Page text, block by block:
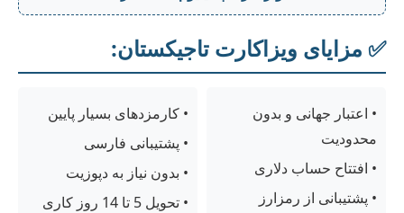
✅ مزایای ویزاکارت تاجیکستان:
• اعتبار جهانی و بدون
محدودیت
• افتتاح حساب دلاری
• پشتیبانی از رمزارز
• کارمزدهای بسیار پایین
• پشتیبانی فارسی
• بدون نیاز به دپوزیت
• تحویل 5 تا 14 روز کاری